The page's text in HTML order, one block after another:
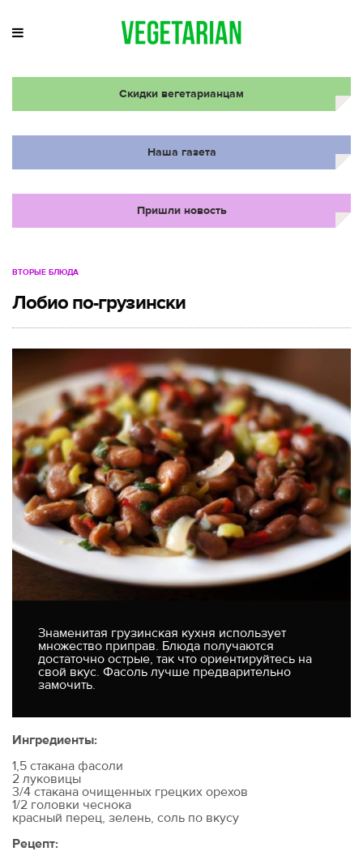
Скидки вегетарианцам
Наша газета
Пришли новость
ВТОРЫЕ БЛЮДА
Лобио по-грузински
Знаменитая грузинская кухня использует
множество приправ. Блюда получаются
достаточно острые, так что ориентируйтесь на
свой вкус. Фасоль лучше предварительно
замочить.
Ингредиенты:
1,5 стакана фасоли
2 луковицы
3/4 стакана очищенных грецких орехов
1/2 головки чеснока
красный перец, зелень, соль по вкусу
Рецепт: